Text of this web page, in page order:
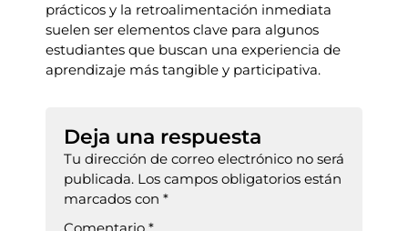
prácticos y la retroalimentación inmediata
suelen ser elementos clave para algunos
estudiantes que buscan una experiencia de
aprendizaje más tangible y participativa.
Deja una respuesta
Tu dirección de correo electrónico no será
publicada. Los campos obligatorios están
marcados con *